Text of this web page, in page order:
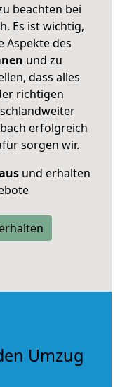
beachten bei
Es ist wichtig,
Aspekte des
und zu
dass alles
richtigen
erfolgreich
sorgen wir.
und erhalten
Umzug